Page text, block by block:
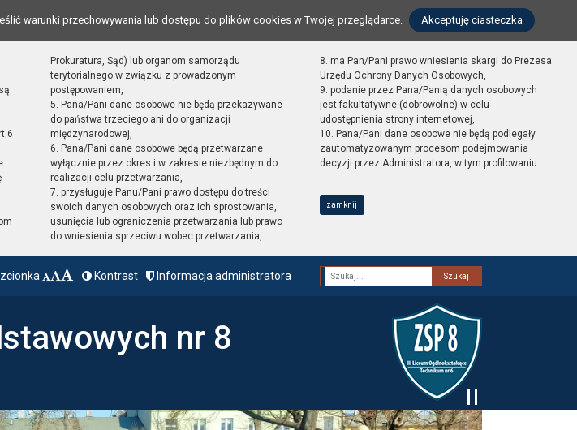
warunki przechowywania lub dostępu do plików cookies w Twojej przeglądarce. Akceptuję ciasteczka
Prokuratura, Sąd) lub organom samorządu
terytorialnego w związku z prowadzonym
postępowaniem,
5. Pana/Pani dane osobowe nie będą przekazywane
do państwa trzeciego ani do organizacji
międzynarodowej,
6. Pana/Pani dane osobowe będą przetwarzane
wyłącznie przez okres i w zakresie niezbędnym do
realizacji celu przetwarzania,
7. przysługuje Panu/Pani prawo dostępu do treści
swoich danych osobowych oraz ich sprostowania,
usunięcia lub ograniczenia przetwarzania lub prawo
do wniesienia sprzeciwu wobec przetwarzania,
8. ma Pan/Pani prawo wniesienia skargi do Prezesa
Urzędu Ochrony Danych Osobowych,
9. podanie przez Pana/Panią danych osobowych
jest fakultatywne (dobrowolne) w celu
udostępnienia strony internetowej,
10. Pana/Pani dane osobowe nie będą podlegały
zautomatyzowanym procesom podejmowania
decyzji przez Administratora, w tym profilowaniu.
zamknij
Kontrast Informacja administratora
Fraza
nr 8